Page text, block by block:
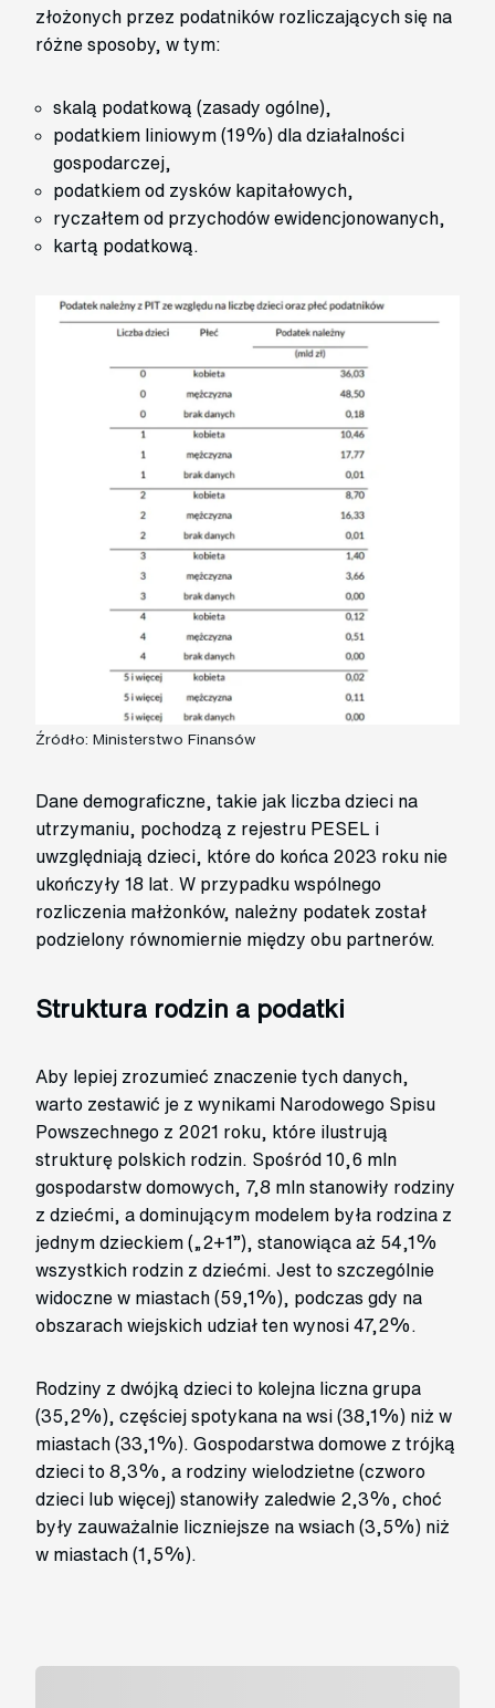
złożonych przez podatników rozliczających się na
różne sposoby, w tym:
skalą podatkową (zasady ogólne),
podatkiem liniowym (19%) dla działalności
gospodarczej,
podatkiem od zysków kapitałowych,
ryczałtem od przychodów ewidencjonowanych,
kartą podatkową.
Źródło: Ministerstwo Finansów
Dane demograficzne, takie jak liczba dzieci na
utrzymaniu, pochodzą z rejestru PESEL i
uwzględniają dzieci, które do końca 2023 roku nie
ukończyły 18 lat. W przypadku wspólnego
rozliczenia małżonków, należny podatek został
podzielony równomiernie między obu partnerów.
Struktura rodzin a podatki
Aby lepiej zrozumieć znaczenie tych danych,
warto zestawić je z wynikami Narodowego Spisu
Powszechnego z 2021 roku, które ilustrują
strukturę polskich rodzin. Spośród 10,6 mln
gospodarstw domowych, 7,8 mln stanowiły rodziny
z dziećmi, a dominującym modelem była rodzina z
jednym dzieckiem („2+1”), stanowiąca aż 54,1%
wszystkich rodzin z dziećmi. Jest to szczególnie
widoczne w miastach (59,1%), podczas gdy na
obszarach wiejskich udział ten wynosi 47,2%.
Rodziny z dwójką dzieci to kolejna liczna grupa
(35,2%), częściej spotykana na wsi (38,1%) niż w
miastach (33,1%). Gospodarstwa domowe z trójką
dzieci to 8,3%, a rodziny wielodzietne (czworo
dzieci lub więcej) stanowiły zaledwie 2,3%, choć
były zauważalnie liczniejsze na wsiach (3,5%) niż
w miastach (1,5%).